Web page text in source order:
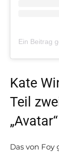
Kate
Teil
Das von